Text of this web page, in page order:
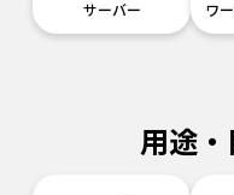
サーバー ワ
用途